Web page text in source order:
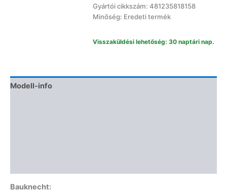
Gyártói cikkszám: 481235818158
Minőség: Eredeti termék
Visszaküldési lehetőség: 30 naptári nap.
Modell-info
Bauknecht: